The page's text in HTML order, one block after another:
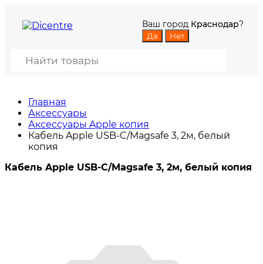
Ваш город Краснодар?
Главная
Аксессуары
Аксессуары Apple копия
Кабель Apple USB-C/Magsafe 3, 2м, белый
копия
Кабель Apple USB-C/Magsafe 3, 2м, белый копия